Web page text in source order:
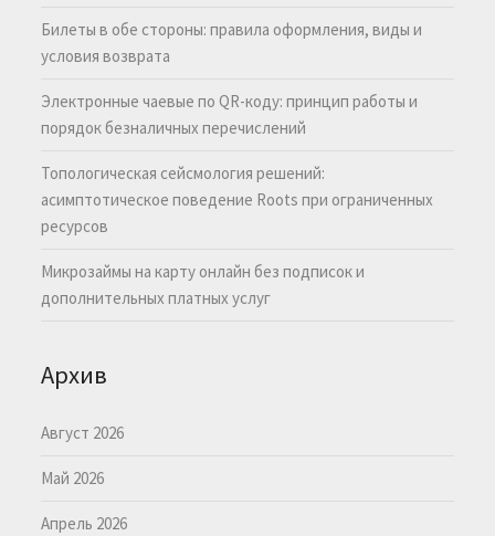
Билеты в обе стороны: правила оформления, виды и
условия возврата
Электронные чаевые по QR-коду: принцип работы и
порядок безналичных перечислений
Топологическая сейсмология решений:
асимптотическое поведение Roots при ограниченных
ресурсов
Микрозаймы на карту онлайн без подписок и
дополнительных платных услуг
Архив
Август 2026
Май 2026
Апрель 2026